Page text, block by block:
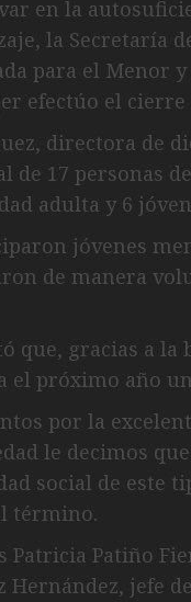
en la
la Secretaría
para el Menor
efectúo el
directora de
de 17 personas
adulta y 6
jóvenes
de manera
que, gracias a la
el próximo año
por la
le decimos
social de este
término.
Patricia Patiño
Hernández, jefe